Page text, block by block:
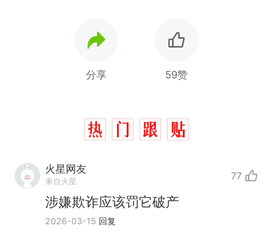
分享 59赞
火星网友
来自火星 77
涉嫌欺诈应该罚它破产
2026-03-15 回复